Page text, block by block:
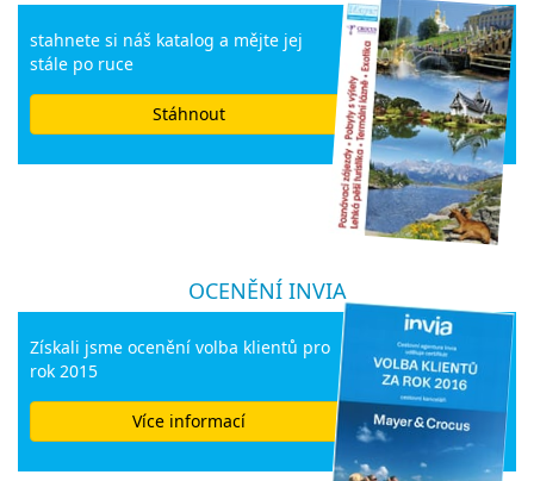
stahnete si náš katalog a mějte jej
stále po ruce
Stáhnout
OCENĚNÍ INVIA
Získali jsme ocenění volba klientů pro
rok 2015
Více informací